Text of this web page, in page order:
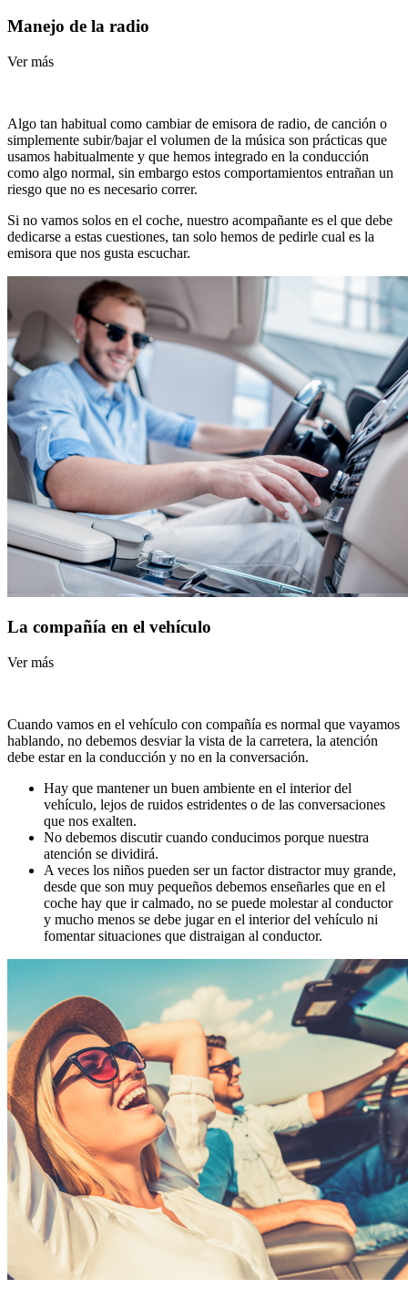
Manejo de la radio
Ver más
Algo tan habitual como cambiar de emisora de radio, de canción o
simplemente subir/bajar el volumen de la música son prácticas que
usamos habitualmente y que hemos integrado en la conducción
como algo normal, sin embargo estos comportamientos entrañan un
riesgo que no es necesario correr.
Si no vamos solos en el coche, nuestro acompañante es el que debe
dedicarse a estas cuestiones, tan solo hemos de pedirle cual es la
emisora que nos gusta escuchar.
La compañía en el vehículo
Ver más
Cuando vamos en el vehículo con compañía es normal que vayamos
hablando, no debemos desviar la vista de la carretera, la atención
debe estar en la conducción y no en la conversación.
Hay que mantener un buen ambiente en el interior del
vehículo, lejos de ruidos estridentes o de las conversaciones
que nos exalten.
No debemos discutir cuando conducimos porque nuestra
atención se dividirá.
A veces los niños pueden ser un factor distractor muy grande,
desde que son muy pequeños debemos enseñarles que en el
coche hay que ir calmado, no se puede molestar al conductor
y mucho menos se debe jugar en el interior del vehículo ni
fomentar situaciones que distraigan al conductor.